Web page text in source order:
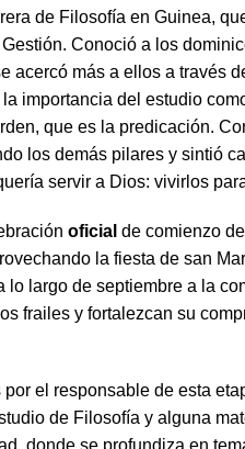
de Filosofía en Guinea,
Gestión. Conoció a los
acercó más a ellos a través
la importancia del estudio
que es la predicación.
los demás pilares y sintió
servir a Dios: vivirlos
oficial de comienzo
la fiesta de san
lo largo de septiembre a la
frailes y fortalezcan su
el responsable de esta
de Filosofía y alguna
donde se profundiza en